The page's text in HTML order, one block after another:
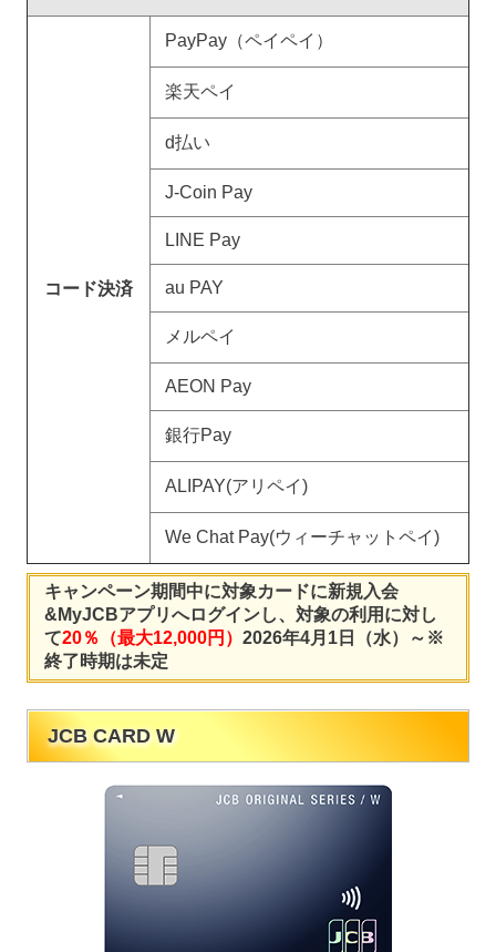
コード決済
PayPay（ペイペイ）
楽天ペイ
d払い
J-Coin Pay
LINE Pay
au PAY
メルペイ
AEON Pay
銀行Pay
ALIPAY(アリペイ)
We Chat Pay(ウィーチャットペイ)
キャンペーン期間中に対象カードに新規入会
&MyJCBアプリへログインし、対象の利用に対し
て20％（最大12,000円） 2026年4月1日（水）～※
終了時期は未定
JCB CARD W